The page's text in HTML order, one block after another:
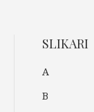
SLIKARI
A
B